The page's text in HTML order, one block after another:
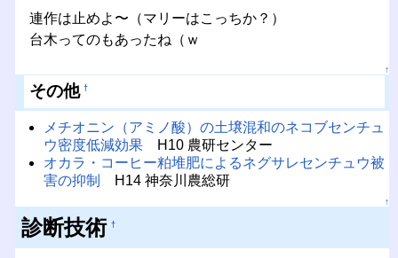
連作は止めよ〜（マリーはこっちか？）
台木ってのもあったね（ｗ
↑
その他 †
メチオニン（アミノ酸）の土壌混和のネコブセンチュ
ウ密度低減効果H10 農研センター
オカラ・コーヒー粕堆肥によるネグサレセンチュウ被
害の抑制
H14 神奈川農総研
↑
診断技術 †